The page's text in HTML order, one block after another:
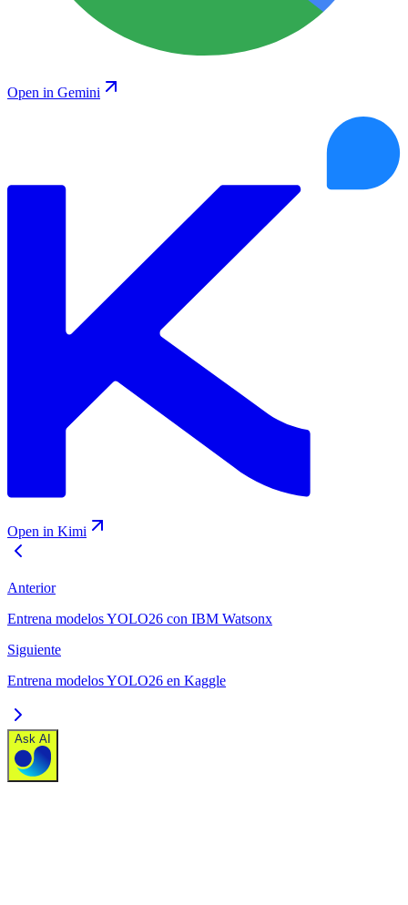
Open in Gemini
Open in Kimi
Anterior
Entrena modelos YOLO26 con IBM Watsonx
Siguiente
Entrena modelos YOLO26 en Kaggle
Ask AI